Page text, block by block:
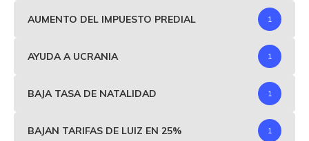
AUMENTO DEL IMPUESTO PREDIAL 1
AYUDA A UCRANIA 1
BAJA TASA DE NATALIDAD 1
BAJAN TARIFAS DE LUIZ EN 25% 1